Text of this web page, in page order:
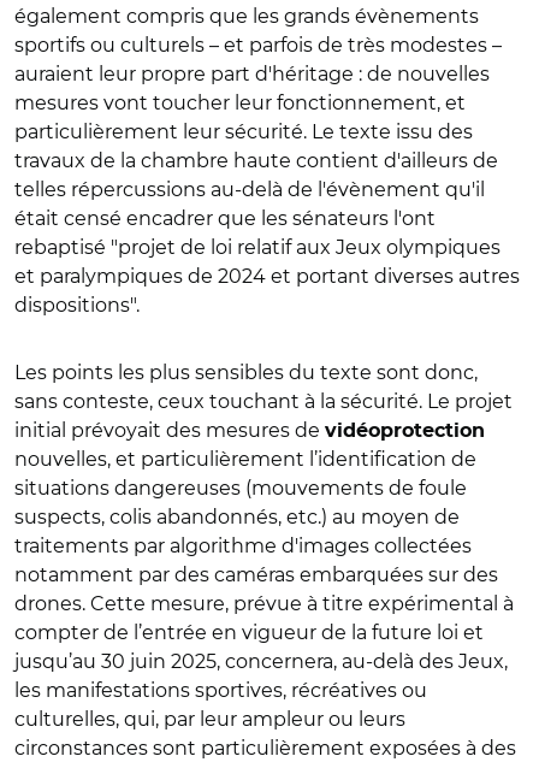
également compris que les grands évènements
sportifs ou culturels – et parfois de très modestes –
auraient leur propre part d'héritage : de nouvelles
mesures vont toucher leur fonctionnement, et
particulièrement leur sécurité. Le texte issu des
travaux de la chambre haute contient d'ailleurs de
telles répercussions au-delà de l'évènement qu'il
était censé encadrer que les sénateurs l'ont
rebaptisé "projet de loi relatif aux Jeux olympiques
et paralympiques de 2024 et portant diverses autres
dispositions".
Les points les plus sensibles du texte sont donc,
sans conteste, ceux touchant à la sécurité. Le projet
initial prévoyait des mesures de vidéoprotection
nouvelles, et particulièrement l’identification de
situations dangereuses (mouvements de foule
suspects, colis abandonnés, etc.) au moyen de
traitements par algorithme d'images collectées
notamment par des caméras embarquées sur des
drones. Cette mesure, prévue à titre expérimental à
compter de l’entrée en vigueur de la future loi et
jusqu’au 30 juin 2025, concernera, au-delà des Jeux,
les manifestations sportives, récréatives ou
culturelles, qui, par leur ampleur ou leurs
circonstances sont particulièrement exposées à des